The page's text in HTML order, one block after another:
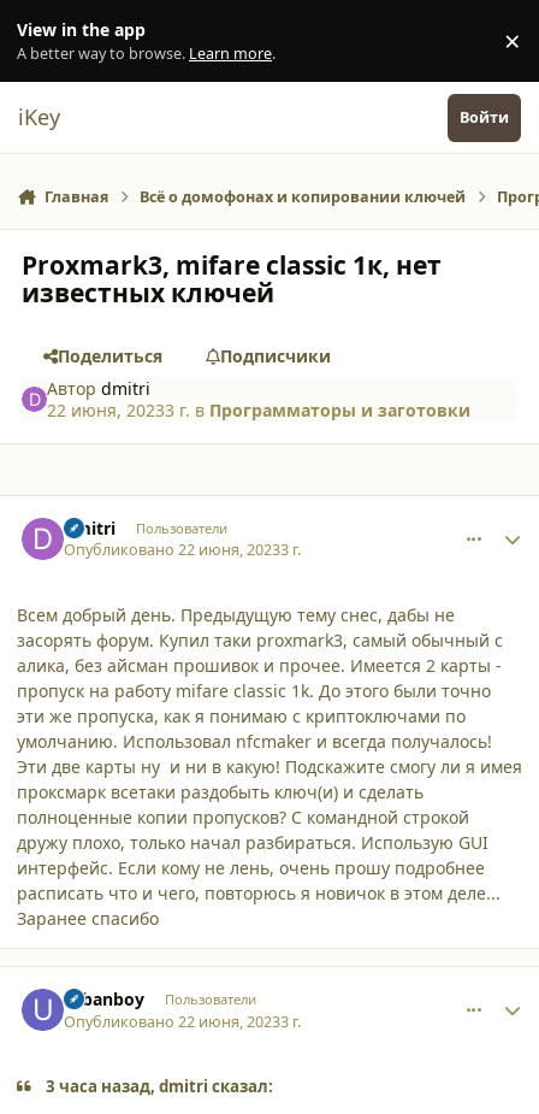
View in the app
A better way to browse. Learn more. ×
iKey Войти
Главная Всё о домофонах и копировании ключей
Proxmark3, mifare classic 1к, нет
известных ключей
Поделиться
Подписчики
Авторdmitri
22 июня, 20233 г. в Программаторы и заготовки
dmitri Пользователи
Опубликовано22 июня, 20233 г.
Всем добрый день. Предыдущую тему снес, дабы не
засорять форум. Купил таки proxmark3, самый обычный с
алика, без айсман прошивок и прочее. Имеется 2 карты -
пропуск на работу mifare classic 1k. До этого были точно
эти же пропуска, как я понимаю с криптоключами по
умолчанию. Использовал nfcmaker и всегда получалось!
Эти две карты ну и ни в какую! Подскажите смогу ли я имея
проксмарк всетаки раздобыть ключ(и) и сделать
полноценные копии пропусков? С командной строкой
дружу плохо, только начал разбираться. Использую GUI
интерфейс. Если кому не лень, очень прошу подробнее
расписать что и чего, повторюсь я новичок в этом деле...
Заранее спасибо
urbanboy Пользователи
Опубликовано22 июня, 20233 г.
3 часа назад, dmitri сказал: